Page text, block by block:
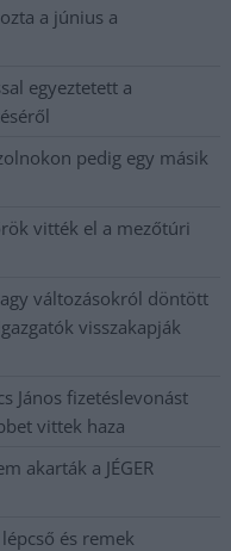
a június a
egyeztetett a
pedig egy másik
vitték el a mezőtúri
változásokról döntött
visszakapják
János fizetéslevonást
vittek haza
akarták a JÉGER
és remek